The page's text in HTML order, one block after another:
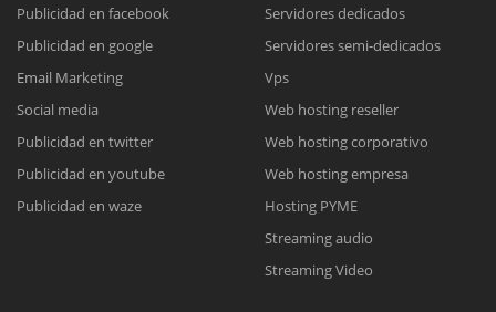
Reunión online
Nuestros ejecutivos le enviarán un correo electrónico con el enlace a
Meet para la reunión online.
Cotización
Todos nuestros ejecutivos están fuera de línea. Complete el formulario
Publicidad en facebook
Publicidad en google
Email Marketing
Social media
Publicidad en twitter
Publicidad en youtube
Publicidad en waze
Servidores dedicados
Servidores semi-dedicados
Vps
Web hosting reseller
Web hosting corporativo
Web hosting empresa
Hosting PYME
Streaming audio
Streaming Video